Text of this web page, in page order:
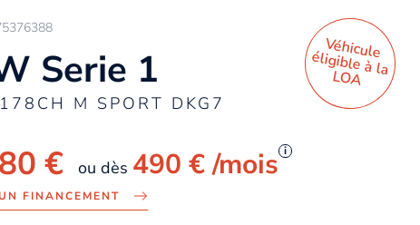
Serie 1
M SPORT DKG7
€ ou dès 490 €/mois i
FINANCEMENT
Véhicule
éligible à la
LO
A